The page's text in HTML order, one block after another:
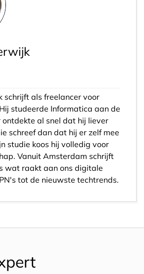
schrijft als freelancer voor
studeerde Informatica aan de
al snel dat hij liever
schreef dan dat hij er zelf mee
studie koos hij volledig voor
Vanuit Amsterdam schrijft
wat raakt aan ons digitale
tot de nieuwste techtrends.